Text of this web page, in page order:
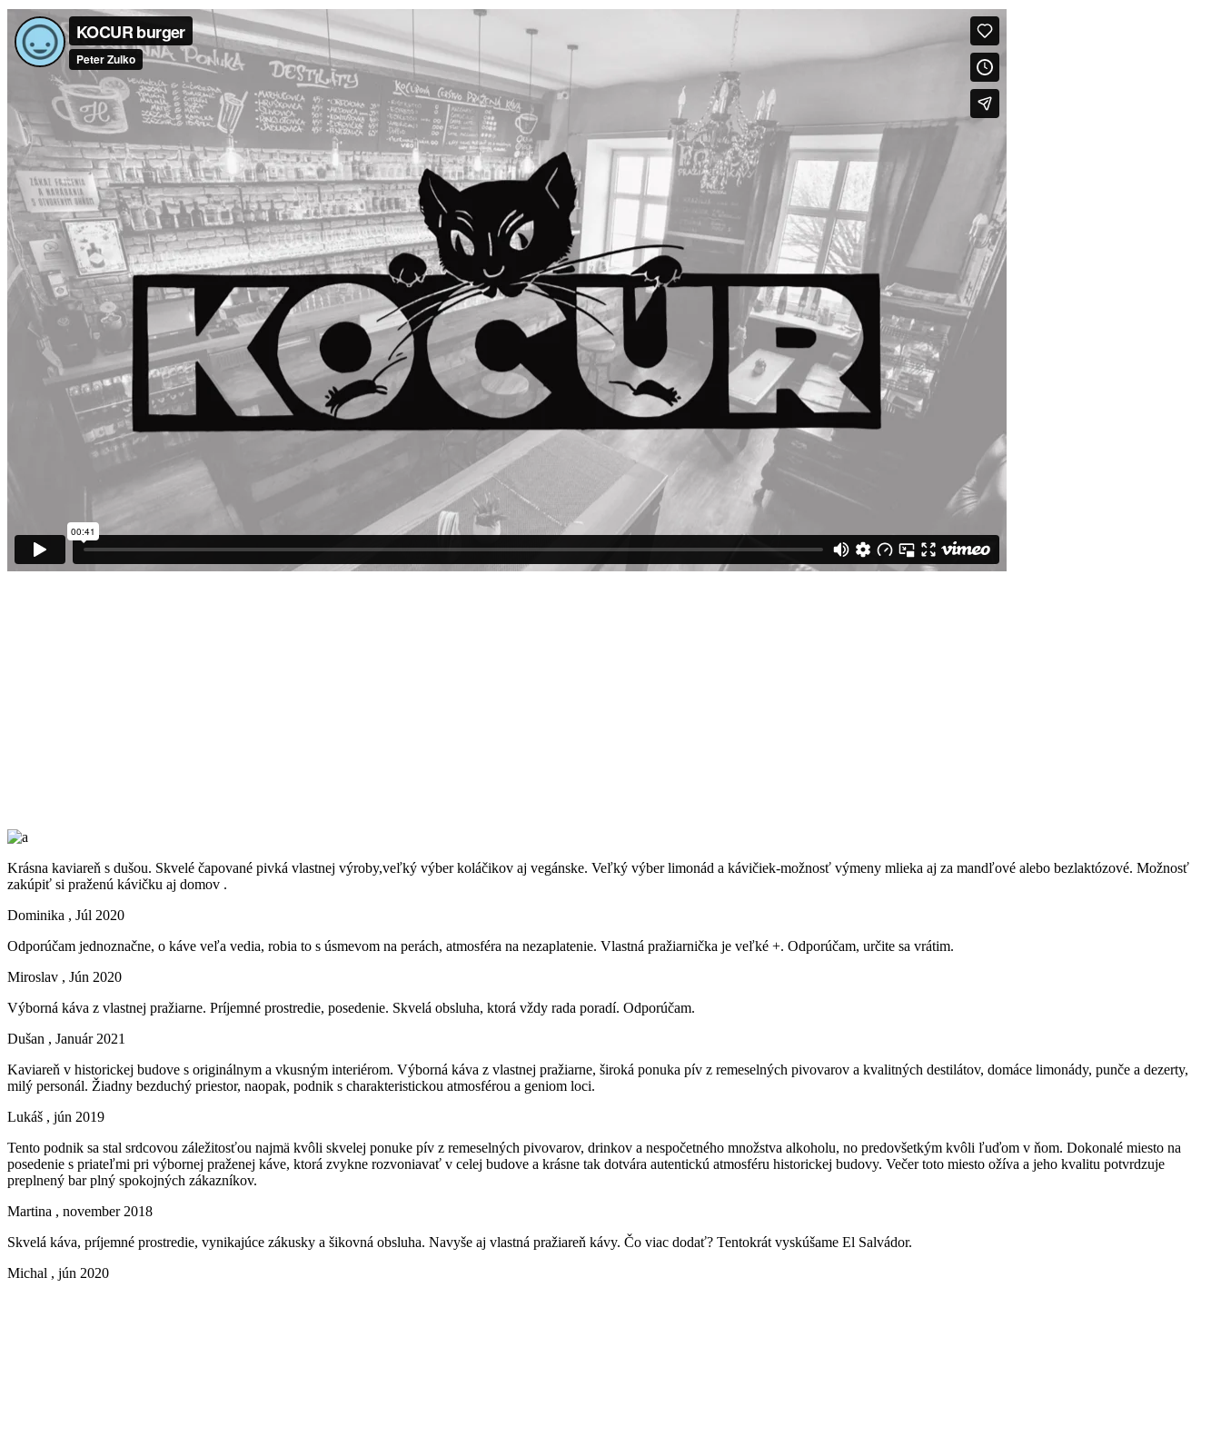
Krásna kaviareň s dušou. Skvelé čapované pivká vlastnej výroby,veľký výber koláčikov aj vegánske. Veľký výber limonád a kávičiek-možnosť výmeny mlieka aj za mandľové alebo bezlaktózové. Možnosť
zakúpiť si praženú kávičku aj domov .
Dominika , Júl 2020
Odporúčam jednoznačne, o káve veľa vedia, robia to s úsmevom na perách, atmosféra na nezaplatenie. Vlastná pražiarnička je veľké +. Odporúčam, určite sa vrátim.
Miroslav , Jún 2020
Výborná káva z vlastnej pražiarne. Príjemné prostredie, posedenie. Skvelá obsluha, ktorá vždy rada poradí. Odporúčam.
Dušan , Január 2021
Kaviareň v historickej budove s originálnym a vkusným interiérom. Výborná káva z vlastnej pražiarne, široká ponuka pív z remeselných pivovarov a kvalitných destilátov, domáce limonády, punče a dezerty,
milý personál. Žiadny bezduchý priestor, naopak, podnik s charakteristickou atmosférou a geniom loci.
Lukáš , jún 2019
Tento podnik sa stal srdcovou záležitosťou najmä kvôli skvelej ponuke pív z remeselných pivovarov, drinkov a nespočetného množstva alkoholu, no predovšetkým kvôli ľuďom v ňom. Dokonalé miesto na
posedenie s priateľmi pri výbornej praženej káve, ktorá zvykne rozvoniavať v celej budove a krásne tak dotvára autentickú atmosféru historickej budovy. Večer toto miesto ožíva a jeho kvalitu potvrdzuje
preplnený bar plný spokojných zákazníkov.
Martina , november 2018
Skvelá káva, príjemné prostredie, vynikajúce zákusky a šikovná obsluha. Navyše aj vlastná pražiareň kávy. Čo viac dodať? Tentokrát vyskúšame El Salvádor.
Michal , jún 2020